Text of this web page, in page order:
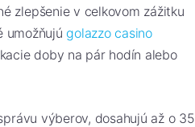
zlepšenie v celkovom zážitku
umožňujú golazzo casino
doby na pár hodín alebo
výberov, dosahujú až o 35